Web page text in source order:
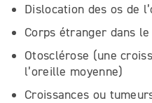
Dislocation des os de
Corps étranger dans
Otosclérose (une
l’oreille moyenne)
Croissances ou